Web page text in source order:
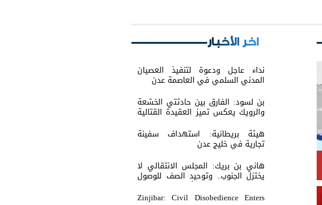
اخر الأخبار
نداء عاجل ودعوة لتنفيذ العصيان
المدني السلمي في العاصمة عدن
بن لسود: الفارق بين حادثتي الخشعة
والرويك يعكس تميز العقيدة القتالية
هيئة بريطانية: استهداف سفينة
تجارية في خليج عدن
هاني بن بريك: المجلس الانتقالي لا
يختزل الجنوب.. وتوحيد الصف للوصول
لاستعادة الدولة أولوية تفرضها
الحكمة
Zinjibar: Civil Disobedience Enters